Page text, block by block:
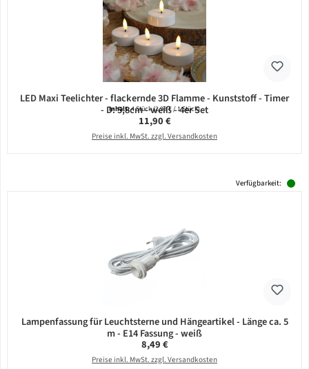
LED Maxi Teelichter - flackernde 3D Flamme - Kunststoff - Timer
- D: 5,8cm - weiß - 4er Set
Inhalt:4 Stück(2,98 € / 1 Stück)
Regulärer Preis:
11,90 €
Preise inkl. MwSt. zzgl. Versandkosten
Verfügbarkeit:
Lampenfassung für Leuchtsterne und Hängeartikel - Länge ca. 5
m - E14 Fassung - weiß
Regulärer Preis:
8,49 €
Preise inkl. MwSt. zzgl. Versandkosten